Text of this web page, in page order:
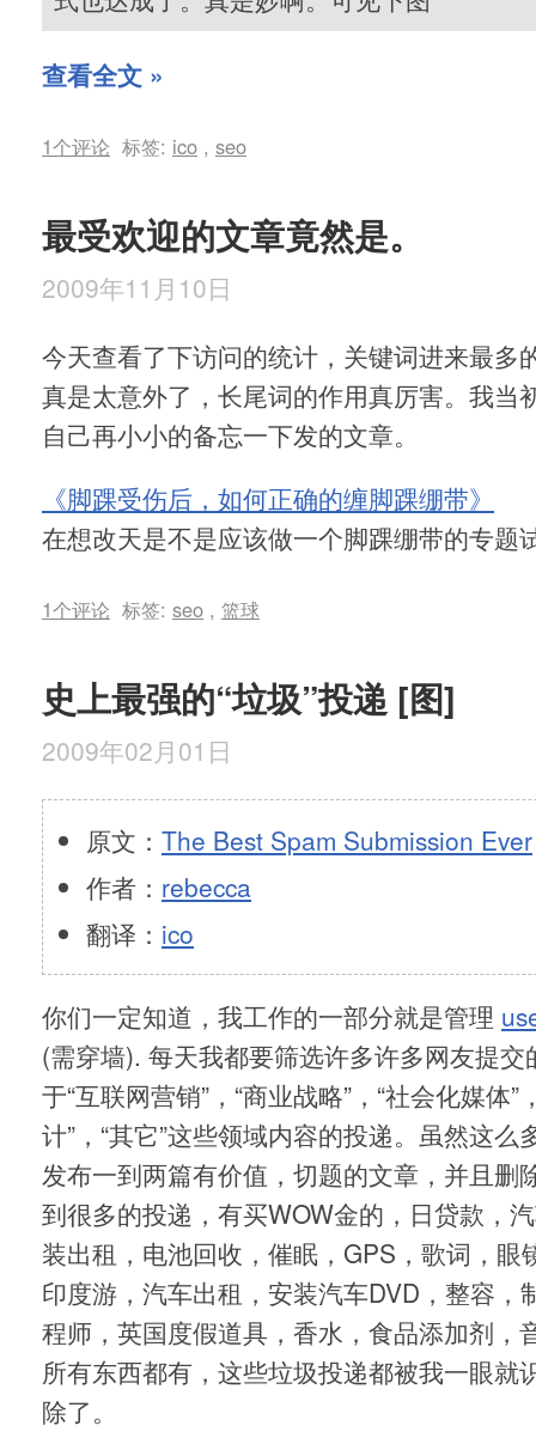
查看全文 »
1个评论 标签: ico , seo
最受欢迎的文章竟然是。
2009年11月10日
今天查看了下访问的统计，关键词进来最多
真是太意外了，长尾词的作用真厉害。我当
自己再小小的备忘一下发的文章。
《脚踝受伤后，如何正确的缠脚踝绷带》
在想改天是不是应该做一个脚踝绷带的专题
1个评论 标签: seo , 篮球
史上最强的“垃圾”投递 [图]
2009年02月01日
原文： The Best Spam Submission Ever
作者： rebecca
翻译： ico
你们一定知道，我工作的一部分就是管理
(需穿墙). 每天我都要筛选许多许多网友提
于“互联网营销”，“商业战略”，“社会化媒体”
计”，“其它”这些领域内容的投递。虽然这
发布一到两篇有价值，切题的文章，并且删
到很多的投递，有买WOW金的，日贷款，
装出租，电池回收，催眠，GPS，歌词，眼
印度游，汽车出租，安装汽车DVD，整容，
程师，英国度假道具，香水，食品添加剂，
所有东西都有，这些垃圾投递都被我一眼就
除了。